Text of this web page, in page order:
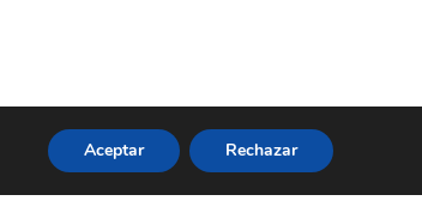
Aceptar Rechazar